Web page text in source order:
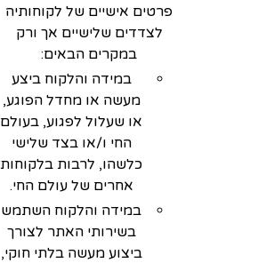
פרטים אישיים של לקוחותיה
לצדדים שלישיים אך ורק
במקרים הבאים:
במידה והלקוח ביצע
מעשה או מחדל הפוגע,
או שעלול לפגוע, בעולם
החי ו/או בצד שלישי
כלשהו, לרבות בלקוחות
אחרים של עולם החי.
במידה והלקוח השתמש
בשירותי האתר לצורך
ביצוע מעשה בלתי חוקי,